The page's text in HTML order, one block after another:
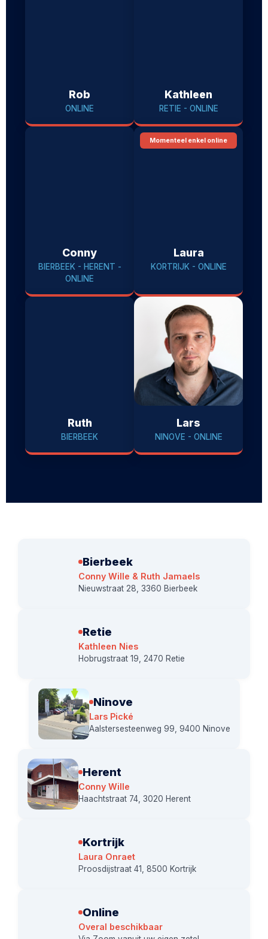
Rob
ONLINE
Kathleen
RETIE - ONLINE
Conny
BIERBEEK - HERENT -
ONLINE
Momenteel enkel online
Laura
KORTRIJK - ONLINE
Ruth
BIERBEEK
Lars
NINOVE - ONLINE
Bierbeek
Conny Wille & Ruth Jamaels
Nieuwstraat 28, 3360 Bierbeek
Retie
Kathleen Nies
Hobrugstraat 19, 2470 Retie
Ninove
Lars Pické
Aalstersesteenweg 99, 9400 Ninove
Herent
Conny Wille
Haachtstraat 74, 3020 Herent
Kortrijk
Laura Onraet
Proosdijstraat 41, 8500 Kortrijk
Online
Overal beschikbaar